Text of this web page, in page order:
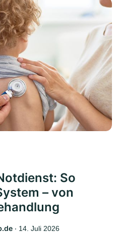
So
– von
‧ 14. Juli 2026